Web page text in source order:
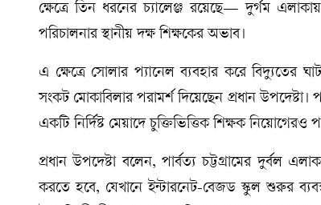
ক্ষেত্রে তিন ধরনের চ্যালেঞ্জ রয়েছে— দুর্গম
পরিচালনার স্থানীয় দক্ষ শিক্ষকের অভাব।
এ ক্ষেত্রে সোলার প্যানেল ব্যবহার করে বিদ্যুতের
সংকট মোকাবিলার পরামর্শ দিয়েছেন প্রধান উপদেষ্টা।
একটি নির্দিষ্ট মেয়াদে চুক্তিভিত্তিক শিক্ষক নিয়োগেরও
প্রধান উপদেষ্টা বলেন, পার্বত্য চট্টগ্রামের দুর্বল
করতে হবে, যেখানে ইন্টারনেট-বেজড স্কুল শুরুর